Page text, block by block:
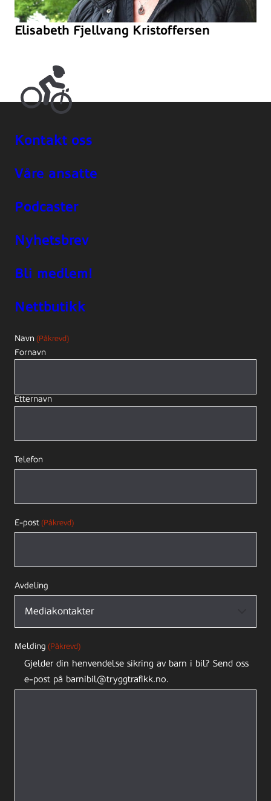
Elisabeth Fjellvang Kristoffersen
Kontakt oss
Våre ansatte
Podcaster
Nyhetsbrev
Bli medlem!
Nettbutikk
Navn (Påkrevd)
Fornavn
Etternavn
Telefon
E-post (Påkrevd)
Avdeling
Melding (Påkrevd)
Gjelder din henvendelse sikring av barn i bil? Send oss
e-post på barnibil@tryggtrafikk.no.